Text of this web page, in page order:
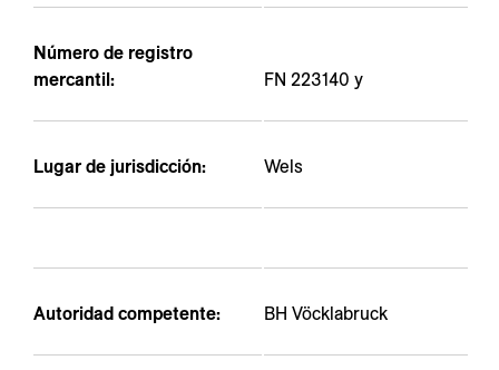
---
Número de registro
mercantil:
FN 223140 y
Lugar de jurisdicción: Wels
Autoridad competente: BH Vöcklabruck